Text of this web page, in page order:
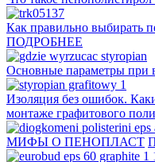
Как правильно выбирать
ПОДРОБНЕЕ
Основные параметры при
Изоляция без ошибок.
монтаже графитового
МИФЫ О ПЕНОПЛАСТ